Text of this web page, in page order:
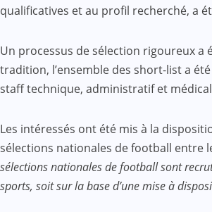
qualificatives et au profil recherché, a
Un processus de sélection rigoureux a
tradition, l’ensemble des short-list a
staff technique, administratif et
Les intéressés ont été mis à la
sélections nationales de football entre
sélections nationales de football sont
sports, soit sur la base d’une mise à